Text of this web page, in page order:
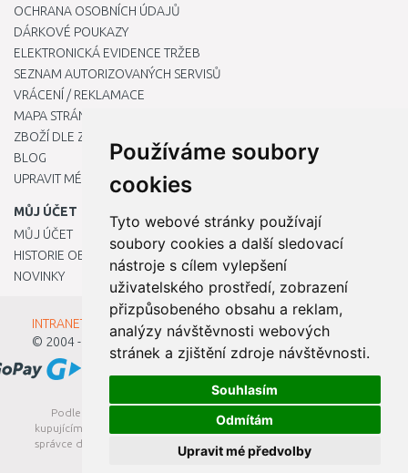
Používáme soubory
cookies
Tyto webové stránky používají
soubory cookies a další sledovací
nástroje s cílem vylepšení
uživatelského prostředí, zobrazení
přizpůsobeného obsahu a reklam,
analýzy návštěvnosti webových
stránek a zjištění zdroje návštěvnosti.
Souhlasím
Odmítám
Upravit mé předvolby
OCHRANA OSOBNÍCH ÚDAJŮ
DÁRKOVÉ POUKAZY
ELEKTRONICKÁ EVIDENCE TRŽEB
SEZNAM AUTORIZOVANÝCH SERVISŮ
VRÁCENÍ / REKLAMACE
MAPA STRÁNKY
ZBOŽÍ DLE ZNAČEK
BLOG
UPRAVIT MÉ PŘEDVOLBY COOKIES
MŮJ ÚČET
MŮJ ÚČET
HISTORIE OBJEDNÁVEK
NOVINKY
INTRANET - Přihlášení pro zaměstnance
© 2004 - 2026
Kamody s.r.o.
Podle zákona o evidenci tržeb je prodávající povinen vystavit
kupujícímu účtenku. Zároveň je povinen zaevidovat přijatou tržbu u
správce daně online; v případě technického výpadku pak nejpozději
do 48 hodin.